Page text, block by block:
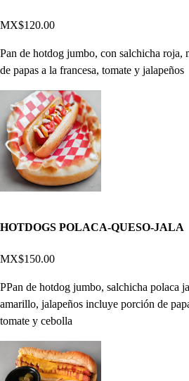
MX$120.00
Pan de hotdog jumbo, con salchicha roja,
de papas a la francesa, tomate y jalapeños
HOTDOGS POLACA-QUESO-JALA
MX$150.00
PPan de hotdog jumbo, salchicha polaca
amarillo, jalapeños incluye porción de
tomate y cebolla